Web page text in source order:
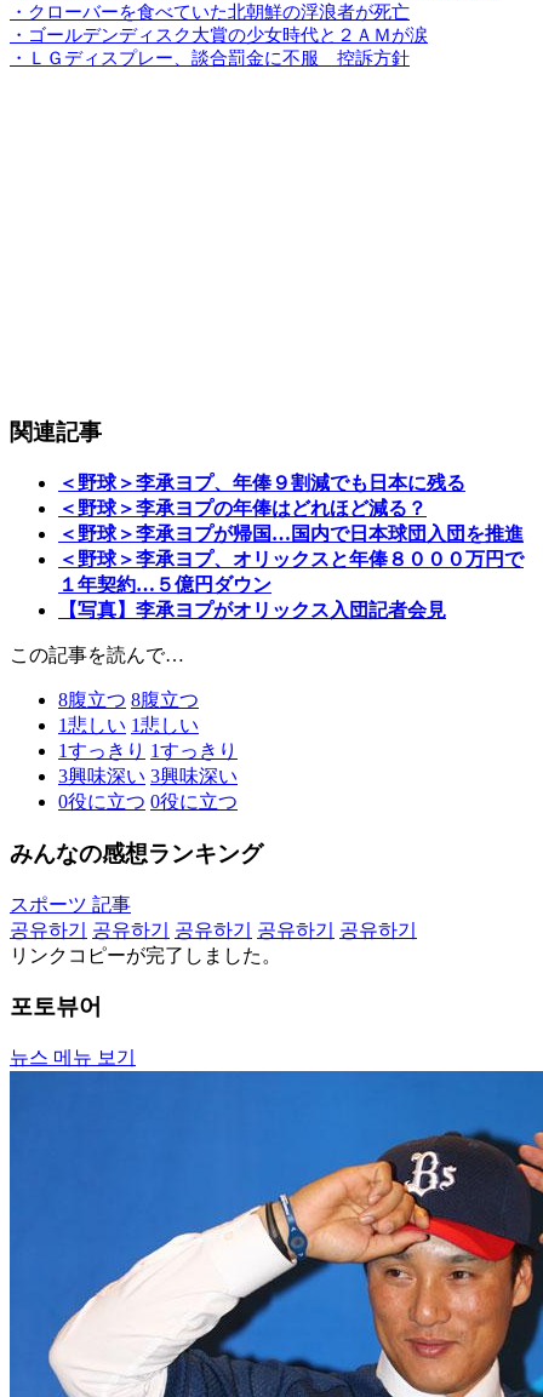
・クローバーを食べていた北朝鮮の浮浪者が死亡
・ゴールデンディスク大賞の少女時代と２ＡＭが涙
・ＬＧディスプレー、談合罰金に不服 控訴方針
関連記事
＜野球＞李承ヨプ、年俸９割減でも日本に残る
＜野球＞李承ヨプの年俸はどれほど減る？
＜野球＞李承ヨプが帰国…国内で日本球団入団を推進
＜野球＞李承ヨプ、オリックスと年俸８０００万円で
１年契約…５億円ダウン
【写真】李承ヨプがオリックス入団記者会見
この記事を読んで…
8腹立つ 8腹立つ
1悲しい 1悲しい
1すっきり 1すっきり
3興味深い 3興味深い
0役に立つ 0役に立つ
みんなの感想ランキング
スポーツ 記事
공유하기
공유하기 공유하기 공유하기
공유하기
リンクコピーが完了しました。
포토뷰어
뉴스 메뉴 보기